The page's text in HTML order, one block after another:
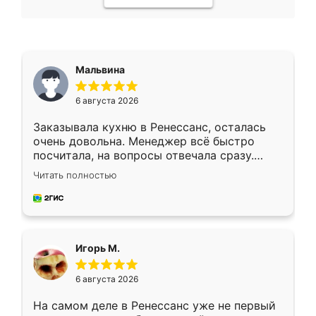
Мальвина
6 августа 2026
Заказывала кухню в Ренессанс, осталась
очень довольна. Менеджер всё быстро
посчитала, на вопросы отвечала сразу.
Замерщик приехал в субботу, подошёл к
делу со всей ответственностью. Собрали
за день, ребята работали аккуратно, даже
Читать полностью
Игорь М.
6 августа 2026
На самом деле в Ренессанс уже не первый